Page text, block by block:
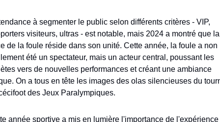
à segmenter le public selon différents critères - VIP,
visiteurs, ultras - est notable, mais 2024 a montré que la
de la foule réside dans son unité. Cette année, la foule a non
été un spectateur, mais un acteur central, poussant les
vers de nouvelles performances et créant une ambiance
On a tous en tête les images des olas silencieuses du
des Jeux Paralympiques.
année sportive a mis en lumière l'importance de l'expérience